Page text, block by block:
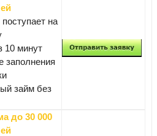
на
10 минут
заполнения
займ без
до 30 000